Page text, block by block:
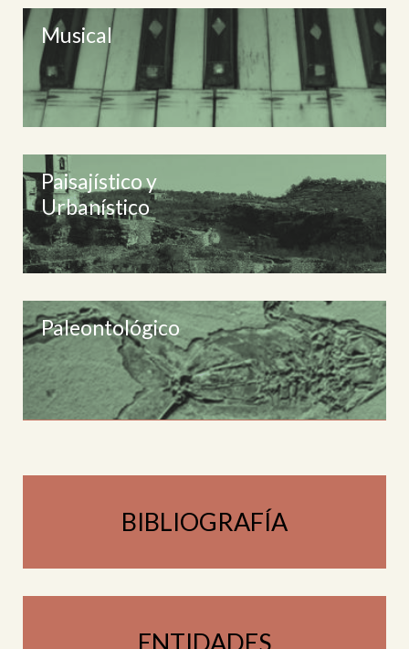
Musical
Paisajístico y
Urbanístico
Paleontológico
BIBLIOGRAFÍA
ENTIDADES